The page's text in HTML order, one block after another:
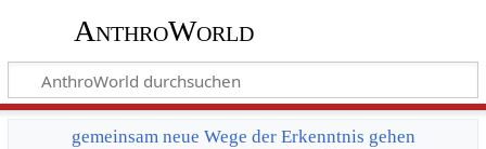
AnthroWorld
gemeinsam neue Wege der Erkenntnis gehen